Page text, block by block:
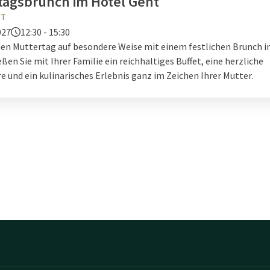
bread
an süßen und herzhaften Brotaufstrichen
und kalte Gerichte
12:30 - 15:30
Muttertag auf besondere Weise mit einem festlichen Brunch
Sie mit Ihrer Familie ein reichhaltiges Buffet, eine herzliche
und ein kulinarisches Erlebnis ganz im Zeichen Ihrer Mutter.